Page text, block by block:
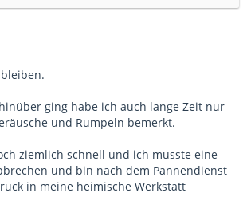
ging habe ich auch lange Zeit nur
und Rumpeln bemerkt.
ziemlich schnell und ich musste eine
und bin nach dem Pannendienst
in meine heimische Werkstatt